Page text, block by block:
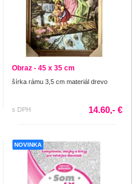
Obraz - 45 x 35 cm
šírka rámu 3,5 cm materiál drevo
s DPH 14.60,- €
NOVINKA